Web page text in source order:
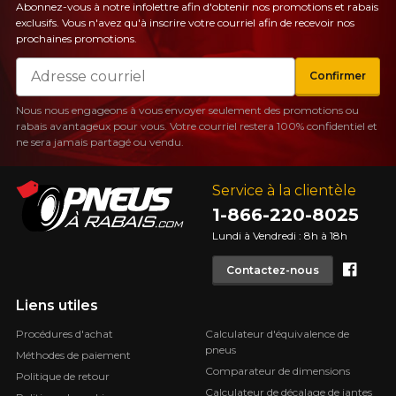
Service à la clientèle
1-866-220-8025
Lundi à Vendredi : 8h à 18h
Contactez-nous
Liens utiles
Procédures d'achat
Méthodes de paiement
Politique de retour
Calculateur d'équivalence de
pneus
Comparateur de dimensions
Calculateur de décalage de jantes
Abonnez-vous à notre infolettre afin d'obtenir nos promotions et rabais
exclusifs. Vous n'avez qu'à inscrire votre courriel afin de recevoir nos
prochaines promotions.
Courriel
Confirmer
Nous nous engageons à vous envoyer seulement des promotions ou
rabais avantageux pour vous. Votre courriel restera 100% confidentiel et
ne sera jamais partagé ou vendu.